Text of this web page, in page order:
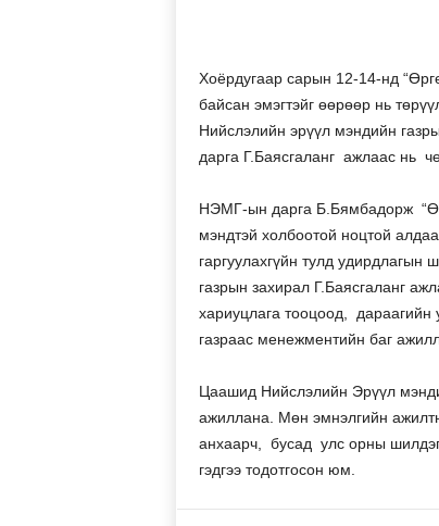
Хоёрдугаар сарын 12-14-нд
байсан эмэгтэйг өөрөөр нь
Нийслэлийн эрүүл мэндийн
дарга Г.Баясгаланг ажлаас нь
НЭМГ-ын дарга Б.Бямбадорж
мэндтэй холбоотой ноцтой
гаргуулахгүйн тулд
газрын захирал Г.Баясгаланг
хариуцлага тооцоод, дараагийн
газраас менежментийн баг
Цаашид Нийслэлийн Эрүүл
ажиллана. Мөн эмнэлгийн
анхаарч, бусад улс орны
гэдгээ тодотгосон юм.